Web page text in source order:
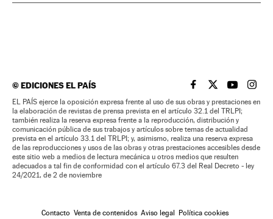
©EDICIONES EL PAÍS EL PAÍS BRASIL EN
EL PAÍSEL PAÍS
EL
EL PAÍS ejerce la oposición expresa frente al uso de sus obras y prestaciones en
la elaboración de revistas de prensa prevista en el artículo 32.1 del TRLPI;
también realiza la reserva expresa frente a la reproducción, distribución y
comunicación pública de sus trabajos y artículos sobre temas de actualidad
prevista en el artículo 33.1 del TRLPI; y, asimismo, realiza una reserva expresa
de las reproducciones y usos de las obras y otras prestaciones accesibles desde
este sitio web a medios de lectura mecánica u otros medios que resulten
adecuados a tal fin de conformidad con el artículo 67.3 del Real Decreto - ley
24/2021, de 2 de noviembre
Contacto Venta de contenidos Aviso legal Política cookies